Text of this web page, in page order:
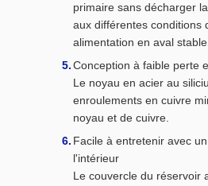
primaire sans décharger
aux différentes conditions
alimentation en aval stable.
Conception à faible perte
Le noyau en acier au
enroulements en cuivre
noyau et de cuivre.
Facile à entretenir avec
l'intérieur
Le couvercle du réservoir